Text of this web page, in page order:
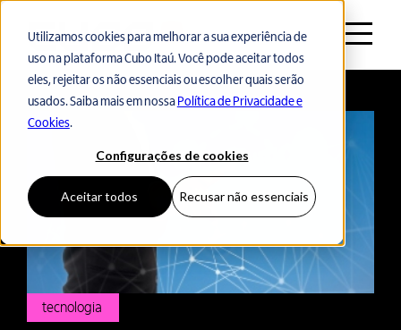
Utilizamos cookies para melhorar a sua experiência de
uso na plataforma Cubo Itaú. Você pode aceitar todos
eles, rejeitar os não essenciais ou escolher quais serão
usados. Saiba mais em nossa Política de Privacidade e
Cookies.
Configurações de cookies
Aceitar todos Recusar não essenciais
Voltar ao início
tecnologia